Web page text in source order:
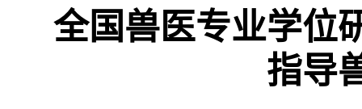
全国兽医专业学位
指导